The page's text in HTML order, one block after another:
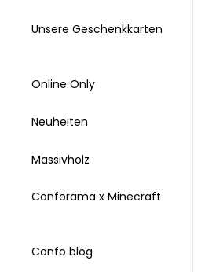
Unsere Geschenkkarten
Online Only
Neuheiten
Massivholz
Conforama x Minecraft
Confo blog